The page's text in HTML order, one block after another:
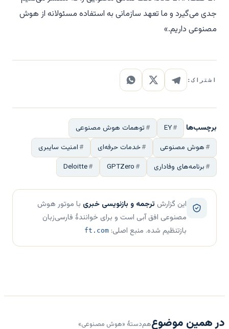
جدی می‌گیرد و ما تعهد سازمانی به استفاده مسئولانه از هوش
مصنوعی داریم.»
اشتراک:
برچسب‌ها EY
توهمات هوش مصنوعی
هوش مصنوعی
خدمات حرفه‌ای
امنیت سایبری
برنامه‌های وفاداری
GPTZero
Deloitte
این گزارش ترجمه و بازنویسی خبری با موتور هوش
مصنوعی افق آبی است و برای خوانندهٔ فارسی‌زبان
بازتنظیم شده. منبع اصلی: ft.com
در همین موضوعهم‌دستهٔ «هوش مصنوعی»